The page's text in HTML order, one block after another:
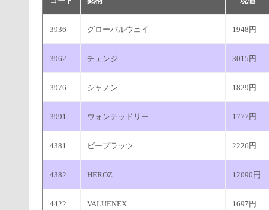
3936 グローバルウェイ 1948円
3962 チェンジ 3015円
3976 シャノン 1829円
3991 ウォンテッドリー 1777円
4381 ビープラッツ 2226円
4382 HEROZ 12090円
4422 VALUENEX 1697円